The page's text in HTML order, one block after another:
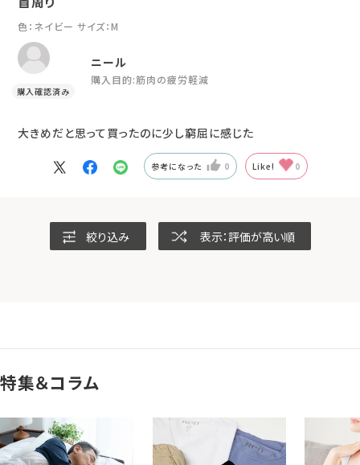
色：ネイビー サイズ：M
ニール
購入目的:筋肉の疲労軽減
大きめだと思って買ったのに少し窮屈に感じた
参考になった 0 Like! 0
絞り込み 表示：評価が高い順
特集＆コラム